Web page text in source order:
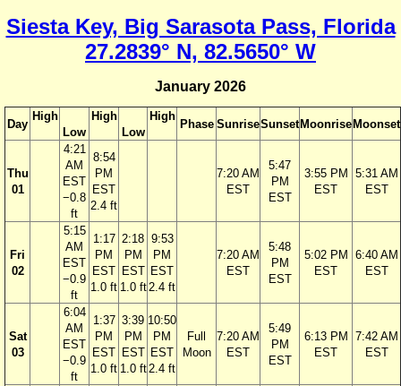
Siesta Key, Big Sarasota Pass, Florida
27.2839° N, 82.5650° W
January 2026
Day
High
Low
High
Low
High
Phase SunriseSunset Moonrise Moonset
Thu
01
4:21
AM
EST
−0.8
ft
8:54
PM
EST
2.4 ft
7:20 AM
EST
5:47
PM
EST
3:55 PM
EST
5:31 AM
EST
Fri
02
5:15
AM
EST
−0.9
ft
1:17
PM
EST
1.0 ft
2:18
PM
EST
1.0 ft
9:53
PM
EST
2.4 ft
7:20 AM
EST
5:48
PM
EST
5:02 PM
EST
6:40 AM
EST
Sat
03
6:04
AM
EST
−0.9
ft
1:37
PM
EST
1.0 ft
3:39
PM
EST
1.0 ft
10:50
PM
EST
2.4 ft
Full
Moon
7:20 AM
EST
5:49
PM
EST
6:13 PM
EST
7:42 AM
EST